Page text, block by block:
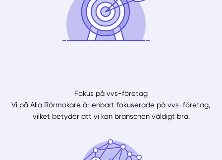
Fokus på vvs-företag
Vi på Alla Rörmokare är enbart fokuserade på vvs-företag,
vilket betyder att vi kan branschen väldigt bra.